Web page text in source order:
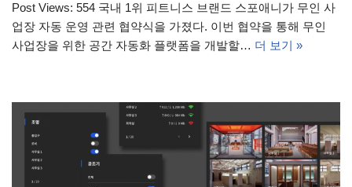
Post Views: 554 국내 1위 피트니스 브랜드 스포애니가 무인 사
업장 자동 운영 관련 협약식을 가졌다. 이번 협약을 통해 무인
사업장을 위한 공간 자동화 플랫폼을 개발할… 더 보기 »